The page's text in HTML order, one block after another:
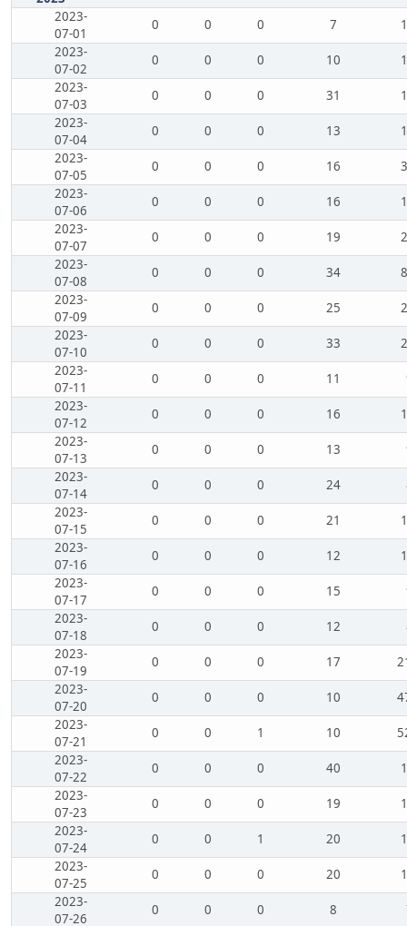
2023-
07-01
0 0 0 7
2023-
07-02
0 0 0 10
2023-
07-03
0 0 0 31
2023-
07-04
0 0 0 13
2023-
07-05
0 0 0 16
2023-
07-06
0 0 0 16
2023-
07-07
0 0 0 19
2023-
07-08
0 0 0 34
2023-
07-09
0 0 0 25
2023-
07-10
0 0 0 33
2023-
07-11
0 0 0 11
2023-
07-12
0 0 0 16
2023-
07-13
0 0 0 13
2023-
07-14
0 0 0 24
2023-
07-15
0 0 0 21
2023-
07-16
0 0 0 12
2023-
07-17
0 0 0 15
2023-
07-18
0 0 0 12
2023-
07-19
0 0 0 17
2023-
07-20
0 0 0 10
2023-
07-21
0 0 1 10
2023-
07-22
0 0 0 40
2023-
07-23
0 0 0 19
2023-
07-24
0 0 1 20
2023-
07-25
0 0 0 20
2023-
07-26
0 0 0 8